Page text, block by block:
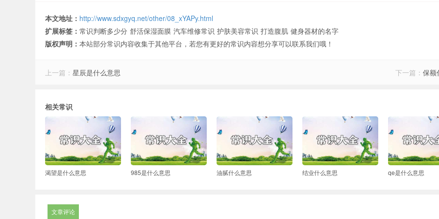
本文地址： http://www.sdxgyq.net/other/08_xYAPy.html
扩展标签： 常识判断多少分 舒活保湿面膜 汽车维修常识 护肤美容常识 打造腹肌 健身器材的名字
版权声明： 本站部分常识内容收集于其他平台，若您有更好的常识内容想分享可以联系我们哦！
上一篇： 星辰是什么意思 下一篇： 保额
相关常识
渴望是什么意思 985是什么意思 油腻什么意思 结业什么意思 qe是什么意思
文章评论